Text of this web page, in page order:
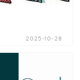
2025-10-28